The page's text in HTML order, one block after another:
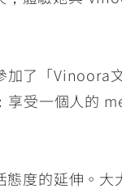
了「Vinoora
受一個人的
度的延伸。